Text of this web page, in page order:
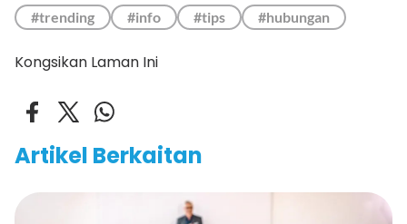
#trending #info #tips #hubungan
Kongsikan Laman Ini
Artikel Berkaitan